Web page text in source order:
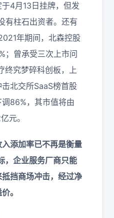
4月13日挂牌，但发
有柱石出资者。还有
年期间，北森控股
；曾承受三次上市问
终究梦碎科创板，上
北交所SaaS榜首股
86%，其市值将由
元。
添加率已不再是衡量
，企业服务厂商只能
挡商场冲击，经过净
。